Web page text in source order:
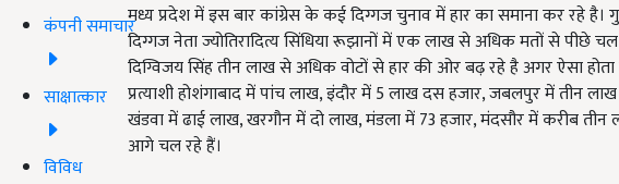
कंपनी समाचार
साक्षात्कार
विविध
मध्य प्रदेश में इस बार कांग्रेस के कई दिग्गज चुनाव में हार का समाना कर रहे है।
दिग्गज नेता ज्योतिरादित्य सिंधिया रूझानों में एक लाख से अधिक मतों से पीछे
दिग्विजय सिंह तीन लाख से अधिक वोटों से हार की ओर बढ़ रहे है अगर ऐसा होता
प्रत्याशी होशंगाबाद में पांच लाख, इंदौर में 5 लाख दस हजार, जबलपुर में तीन
खंडवा में ढाई लाख, खरगौन में दो लाख, मंडला में 73 हजार, मंदसौर में करीब तीन
आगे चल रहे हैं।